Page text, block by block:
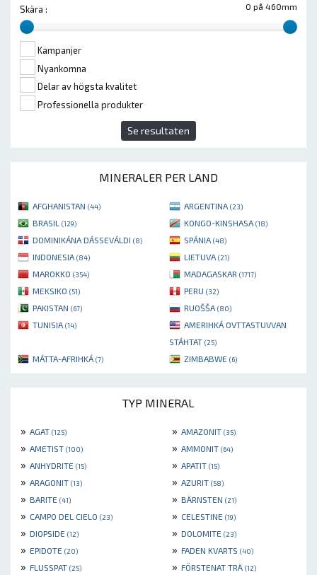
0 på 460mm
Skära :
Kampanjer
Nyankomna
Delar av högsta kvalitet
Professionella produkter
Se resultaten
MINERALER PER LAND
AFGHANISTAN (44) ARGENTINA (23)
BRASIL (129) KONGO-KINSHASA (18)
DOMINIKÁNA DÁSSEVÁLDI (8) SPÁNIA (48)
INDONESIA (84) LIETUVA (21)
MAROKKO (354) MADAGASKAR (1717)
MEKSIKO (51) PERU (32)
PAKISTAN (67) RUOŠŠA (80)
TUNISIA (14)
AMERIHKÁ OVTTASTUVVAN
STÁHTAT (25)
MÁTTA-AFRIHKÁ (7) ZIMBABWE (6)
TYP MINERAL
» AGAT (125) » AMAZONIT (35)
» AMETIST (100) » AMMONIT (64)
» ANHYDRITE (15) » APATIT (15)
» ARAGONIT (13) » AZURIT (58)
» BARITE (41) » BÄRNSTEN (21)
» CAMPO DEL CIELO (23) » CELESTINE (19)
» DIOPSIDE (12) » DOLOMITE (23)
» EPIDOTE (20) » FADEN KVARTS (40)
» FLUSSPAT (25) » FÖRSTENAT TRÄ (12)